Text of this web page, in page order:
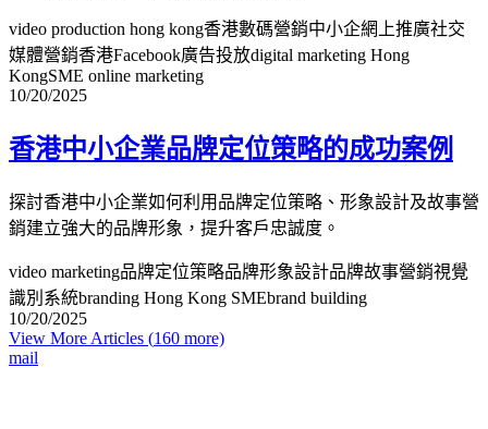
video production hong kong香港數碼營銷中小企網上推廣社交
媒體營銷香港Facebook廣告投放digital marketing Hong
KongSME online marketing
10/20/2025
香港中小企業品牌定位策略的成功案例
探討香港中小企業如何利用品牌定位策略、形象設計及故事營
銷建立強大的品牌形象，提升客戶忠誠度。
video marketing品牌定位策略品牌形象設計品牌故事營銷視覺
識別系統branding Hong Kong SMEbrand building
10/20/2025
View More Articles (160 more)
mail